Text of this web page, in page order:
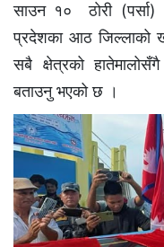
साउन १० ठाेरी (पर्सा)
प्रदेशका आठ जिल्लाको
सबै क्षेत्रको
बताउनु भएको छ ।